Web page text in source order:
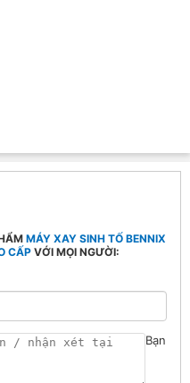
MÁY XAY SINH TỐ BENNIX
CẤP VỚI MỌI NGƯỜI:
Bạn